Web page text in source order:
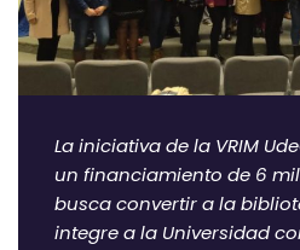
La iniciativa de la VRIM
un financiamiento de 6
busca convertir a la
integre a la Universidad